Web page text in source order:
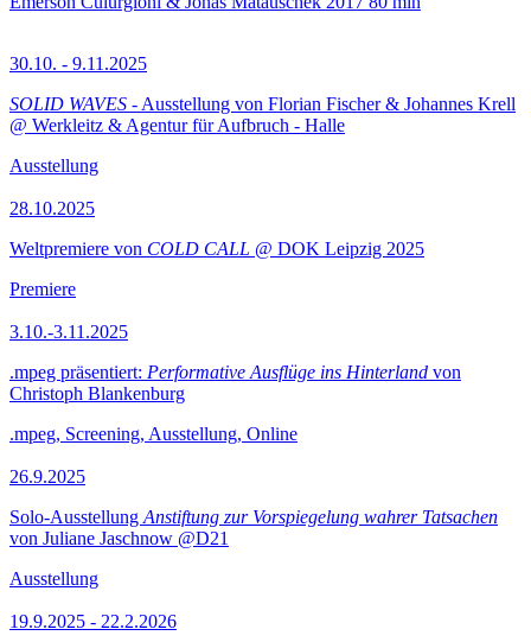
30.10. - 9.11.2025
SOLID WAVES - Ausstellung von Florian Fischer & Johannes Krell
@ Werkleitz & Agentur für Aufbruch - Halle
Ausstellung
28.10.2025
Weltpremiere von COLD CALL @ DOK Leipzig 2025
Premiere
3.10.-3.11.2025
.mpeg präsentiert: Performative Ausflüge ins Hinterland von
Christoph Blankenburg
.mpeg, Screening, Ausstellung, Online
26.9.2025
Solo-Ausstellung Anstiftung zur Vorspiegelung wahrer Tatsachen
von Juliane Jaschnow @D21
Ausstellung
19.9.2025 - 22.2.2026